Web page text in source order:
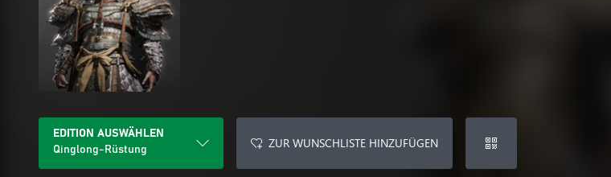
EDITION AUSWÄHLEN
Qinglong-Rüstung
ZUR WUNSCHLISTE HINZUFÜGEN